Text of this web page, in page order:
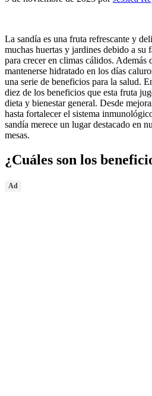
La sandía es una fruta refrescante y
muchas huertas y jardines debido a su
para crecer en climas cálidos. Además
mantenerse hidratado en los días
una serie de beneficios para la salud.
diez de los beneficios que esta fruta
dieta y bienestar general. Desde
hasta fortalecer el sistema
sandía merece un lugar destacado en
mesas.
¿Cuáles son los
Ad